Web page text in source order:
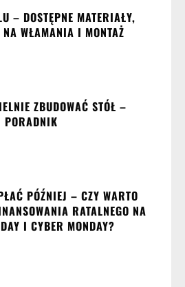
– DOSTĘPNE MATERIAŁY,
NA WŁAMANIA I MONTAŻ
ZBUDOWAĆ STÓŁ –
PORADNIK
PÓŹNIEJ – CZY WARTO
RATALNEGO NA
I CYBER MONDAY?